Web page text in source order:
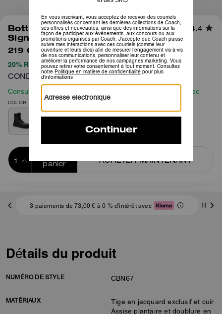
1/4
Botte Combat En Jacquard
Signature
4.4
219 € 450 €
20% REMISE APPLIQUÉE LORS DU PAIEMENT
CONDITIONS GÉNÉRALES COMPLÈTES ICI
Consultez notre guide des tailles avant de passer commande
COLOR: Anthracite
panier
ACHETER MAINTENANT
3 paiements de 73,00 € à 0 % d'intérêt avec
Détails du produit
NUMÉRO DE STYLE CBN67
MATÉRIAUX
Tige en jacquard exclusif et cuir
Assise plantaire et doublure en